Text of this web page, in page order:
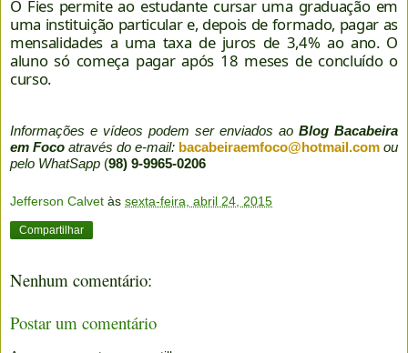
O Fies permite ao estudante cursar uma graduação em
uma instituição particular e, depois de formado, pagar as
mensalidades a uma taxa de juros de 3,4% ao ano. O
aluno só começa pagar após 18 meses de concluído o
curso.
Informações e vídeos podem ser enviados ao Blog Bacabeira
em Foco através do e-mail: bacabeiraemfoco@hotmail.com ou
pelo WhatSapp (98) 9-9965-0206
Jefferson Calvet às sexta-feira, abril 24, 2015
Compartilhar
Nenhum comentário:
Postar um comentário